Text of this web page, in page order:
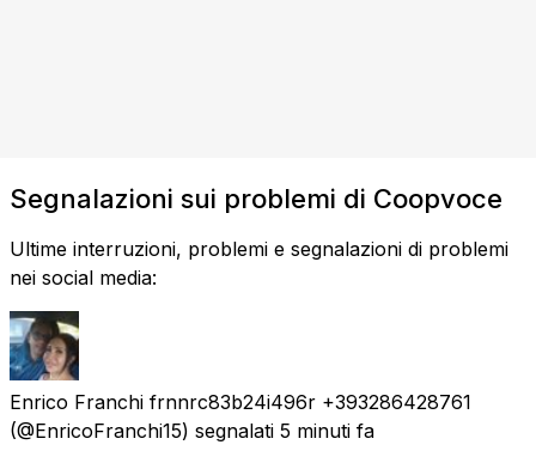
Segnalazioni sui problemi di Coopvoce
Ultime interruzioni, problemi e segnalazioni di problemi
nei social media:
Enrico Franchi frnnrc83b24i496r +393286428761
(@EnricoFranchi15) segnalati 5 minuti fa